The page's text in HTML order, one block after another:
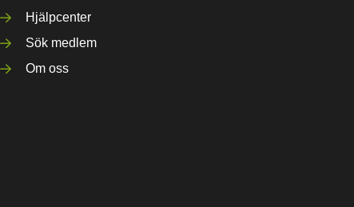
Hjälpcenter
Sök medlem
Om oss